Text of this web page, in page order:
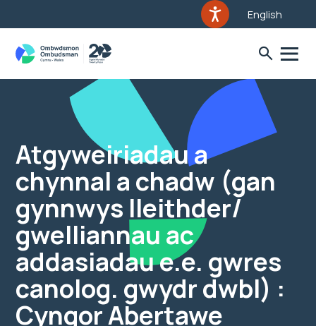
English
Atgyweiriadau a
chynnal a chadw (gan
gynnwys lleithder/
gwelliannau ac
addasiadau e.e. gwres
canolog. gwydr dwbl) :
Cyngor Abertawe